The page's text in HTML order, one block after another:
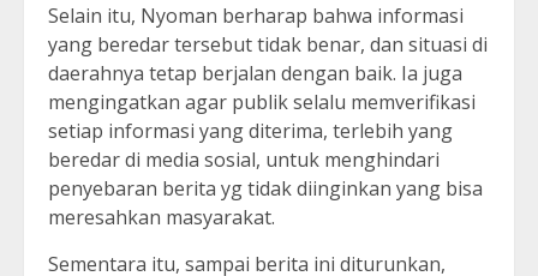
Selain itu, Nyoman berharap bahwa informasi
yang beredar tersebut tidak benar, dan situasi di
daerahnya tetap berjalan dengan baik. Ia juga
mengingatkan agar publik selalu memverifikasi
setiap informasi yang diterima, terlebih yang
beredar di media sosial, untuk menghindari
penyebaran berita yg tidak diinginkan yang bisa
meresahkan masyarakat.
Sementara itu, sampai berita ini diturunkan,